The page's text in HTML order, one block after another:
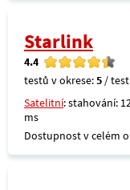
Starlink
4.4
testů v okrese:5 /
Satelitní: stahování:
ms
Dostupnost v celém